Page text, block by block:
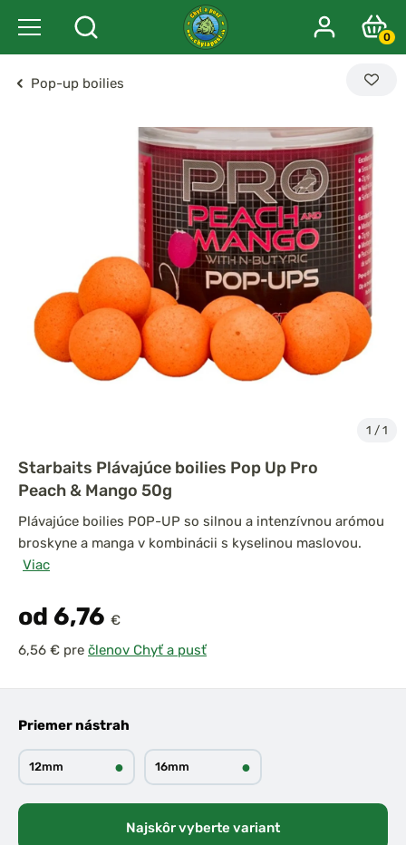
0
Pop-up boilies
1 / 1
Starbaits Plávajúce boilies Pop Up Pro
Peach & Mango 50g
Plávajúce boilies POP-UP so silnou a intenzívnou arómou
broskyne a manga v kombinácii s kyselinou maslovou.
Viac
od 6,76 €
pre členov Chyť a pusť
Priemer nástrah
12mm ● 16mm ●
Najskôr vyberte variant